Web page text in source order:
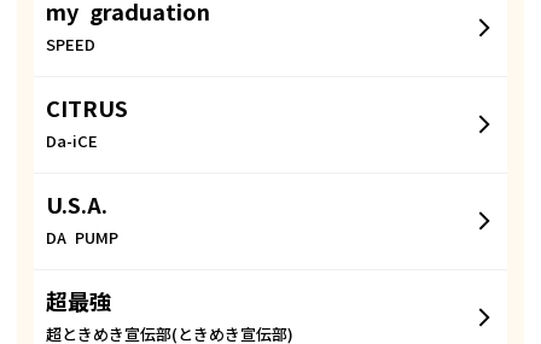
my graduation
SPEED
CITRUS
Da-iCE
U.S.A.
DA PUMP
超最強
超ときめき宣伝部(ときめき宣伝部)